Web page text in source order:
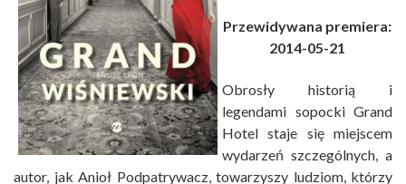
Przewidywana premiera:
2014-05-21
Obrosły historią i
legendami sopocki Grand
Hotel staje się miejscem
wydarzeń szczególnych, a
autor, jak Anioł Podpatrywacz, towarzyszy ludziom, którzy